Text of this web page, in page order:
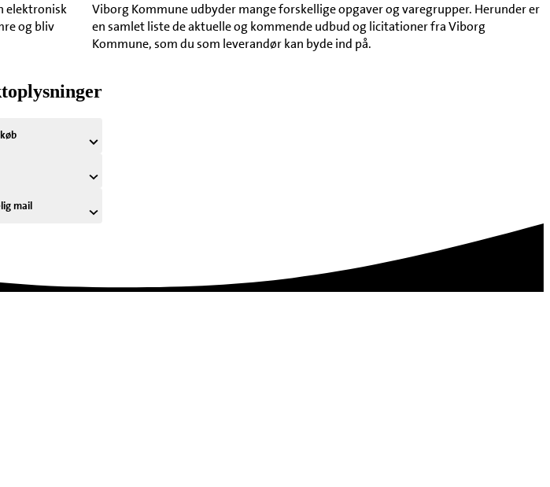
elektronisk
og bliv
Viborg Kommune udbyder mange forskellige opgaver og varegrupper. Herunder er
en samlet liste de aktuelle og kommende udbud og licitationer fra Viborg
Kommune, som du som leverandør kan byde ind på.
mail